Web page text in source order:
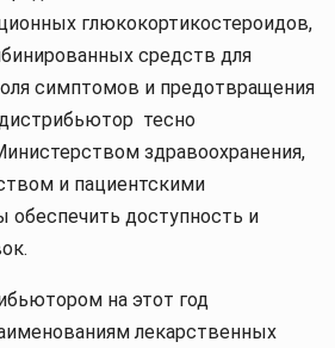
глюкокортикостероидов,
средств для
симптомов и предотвращения
тесно
здравоохранения,
и пациентскими
обеспечить доступность и
на этот год
лекарственных